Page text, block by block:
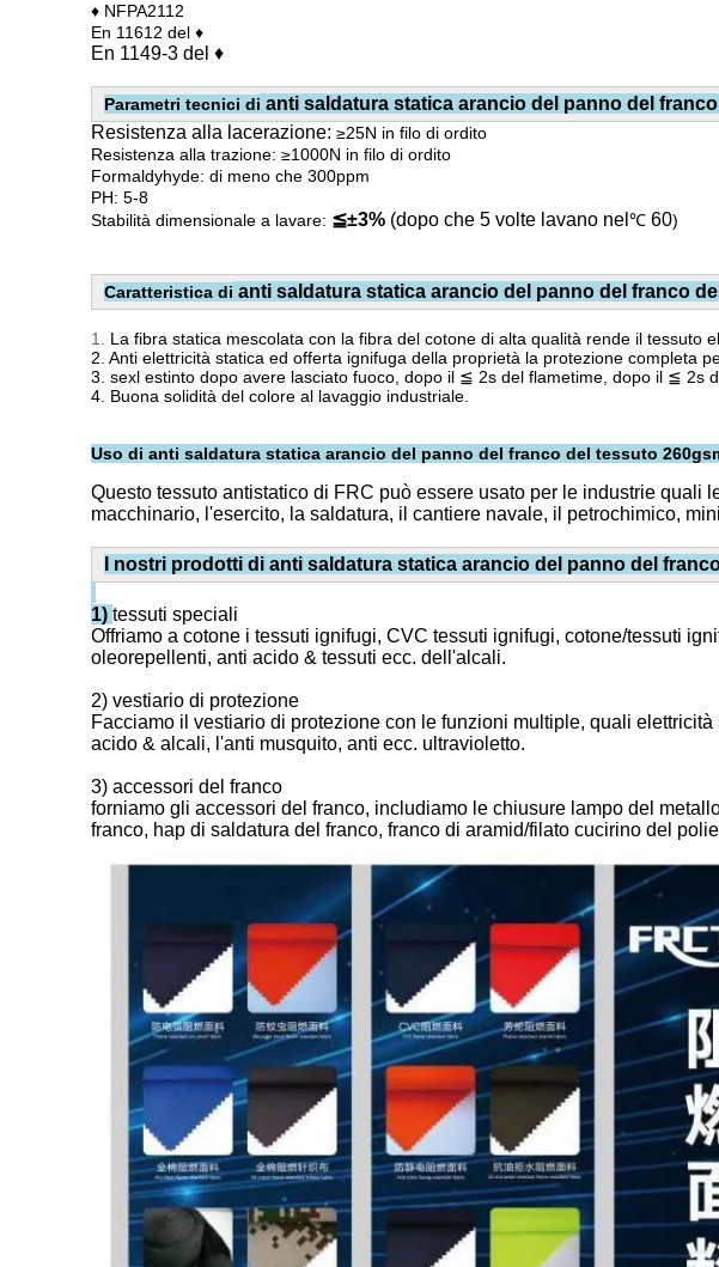
♦ NFPA2112
En 11612 del ♦
En 1149-3 del ♦
Parametri tecnici di anti saldatura statica arancio del panno del
Resistenza alla lacerazione: ≥25N in filo di ordito
Resistenza alla trazione: ≥1000N in filo di ordito
Formaldyhyde: di meno che 300ppm
PH: 5-8
Stabilità dimensionale a lavare: ≦±3% (dopo che 5 volte lavano nel ℃ 60)
Caratteristica di anti saldatura statica arancio del panno del franco
1. La fibra statica mescolata con la fibra del cotone di alta qualità rende il tessuto
2. Anti elettricità statica ed offerta ignifuga della proprietà la protezione completa
3. sexl estinto dopo avere lasciato fuoco, dopo il ≦ 2s del flametime, dopo il ≦ 2s
4. Buona solidità del colore al lavaggio industriale.
Uso di anti saldatura statica arancio del panno del franco del tessuto
Questo tessuto antistatico di FRC può essere usato per le industrie
macchinario, l'esercito, la saldatura, il cantiere navale, il petrochimico,
I nostri prodotti di anti saldatura statica arancio del panno del
1) tessuti speciali
Offriamo a cotone i tessuti ignifugi, CVC tessuti ignifugi, cotone/tessuti
oleorepellenti, anti acido & tessuti ecc. dell'alcali.
2) vestiario di protezione
Facciamo il vestiario di protezione con le funzioni multiple, quali
acido & alcali, l'anti musquito, anti ecc. ultravioletto.
3) accessori del franco
forniamo gli accessori del franco, includiamo le chiusure lampo del
franco, hap di saldatura del franco, franco di aramid/filato cucirino del